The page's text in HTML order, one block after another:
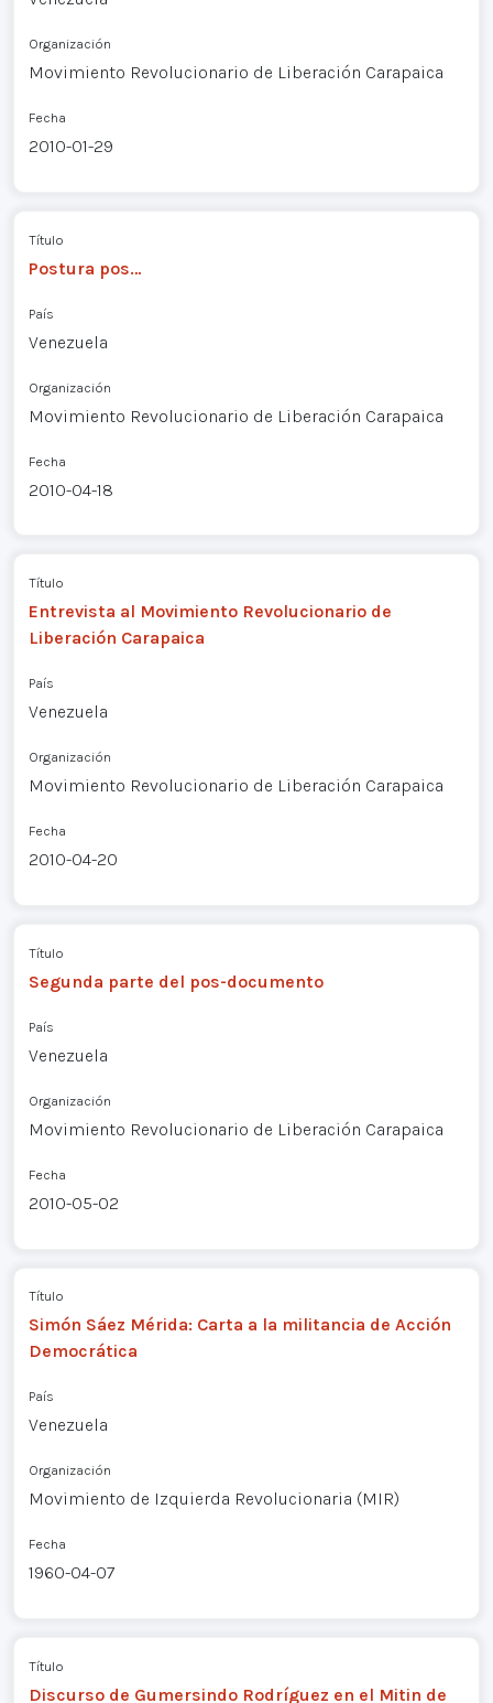
Organización
Movimiento Revolucionario de Liberación Carapaica
Fecha
2010-01-29
Título
Postura pos…
País
Venezuela
Organización
Movimiento Revolucionario de Liberación Carapaica
Fecha
2010-04-18
Título
Entrevista al Movimiento Revolucionario de
Liberación Carapaica
País
Venezuela
Organización
Movimiento Revolucionario de Liberación Carapaica
Fecha
2010-04-20
Título
Segunda parte del pos-documento
País
Venezuela
Organización
Movimiento Revolucionario de Liberación Carapaica
Fecha
2010-05-02
Título
Simón Sáez Mérida: Carta a la militancia de Acción
Democrática
País
Venezuela
Organización
Movimiento de Izquierda Revolucionaria (MIR)
Fecha
1960-04-07
Título
Discurso de Gumersindo Rodríguez en el Mitin de